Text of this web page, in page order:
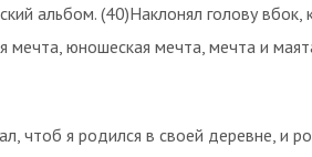
альбом. (40)Наклонял голову
мечта, юношеская мечта, мечта и
чтоб я родился в своей деревне, и